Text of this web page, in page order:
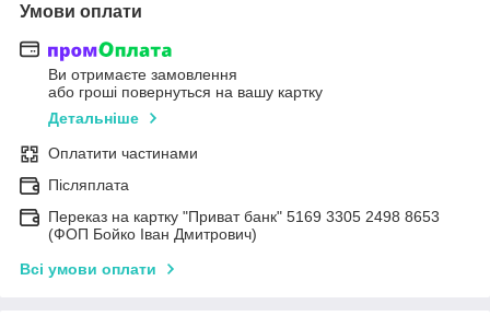
Умови оплати
Ви отримаєте замовлення
або гроші повернуться на вашу картку
Детальніше
Оплатити частинами
Післяплата
Переказ на картку "Приват банк" 5169 3305 2498 8653
(ФОП Бойко Іван Дмитрович)
Всі умови оплати